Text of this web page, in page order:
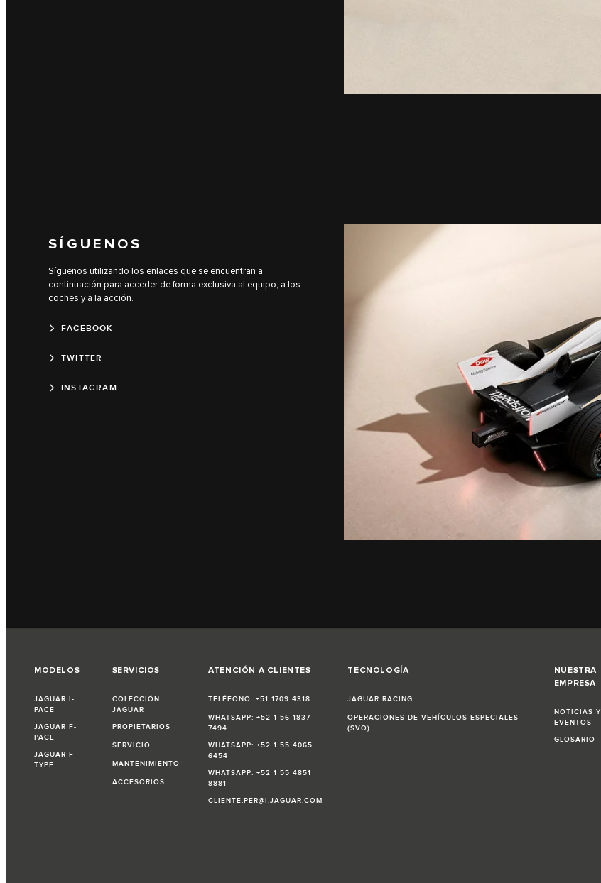
SÍGUENOS
Síguenos utilizando los enlaces que se encuentran a
continuación para acceder de forma exclusiva al equipo, a los
coches y a la acción.
FACEBOOK
TWITTER
INSTAGRAM
MODELOS
JAGUAR I-
PACE
JAGUAR F-
PACE
JAGUAR F-
TYPE
SERVICIOS
COLECCIÓN
JAGUAR
PROPIETARIOS
SERVICIO
MANTENIMIENTO
ACCESORIOS
ATENCIÓN A CLIENTES
TELÉFONO: +51 1709 4318
WHATSAPP: +52 1 56 1837
7494
WHATSAPP: +52 1 55 4065
6454
WHATSAPP: +52 1 55 4851
8881
CLIENTE.PER@I.JAGUAR.COM
TECNOLOGÍA
JAGUAR RACING
OPERACIONES DE VEHÍCULOS ESPECIALES
(SVO)
NUESTRA
EMPRESA
NOTICIAS Y
EVENTOS
GLOSARIO